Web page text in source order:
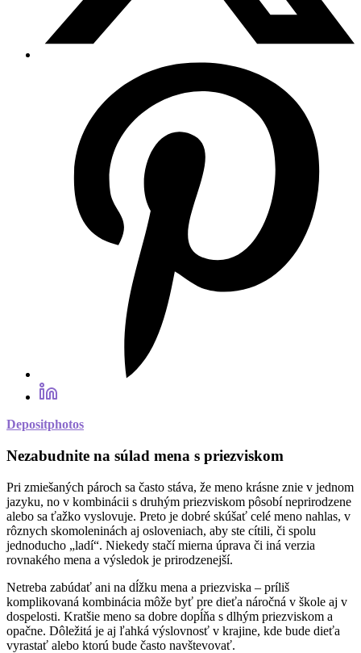
Depositphotos
Nezabudnite na súlad mena s priezviskom
Pri zmiešaných pároch sa často stáva, že meno krásne znie v jednom
jazyku, no v kombinácii s druhým priezviskom pôsobí neprirodzene
alebo sa ťažko vyslovuje. Preto je dobré skúšať celé meno nahlas, v
rôznych skomoleninách aj osloveniach, aby ste cítili, či spolu
jednoducho „ladí“. Niekedy stačí mierna úprava či iná verzia
rovnakého mena a výsledok je prirodzenejší.
Netreba zabúdať ani na dĺžku mena a priezviska – príliš
komplikovaná kombinácia môže byť pre dieťa náročná v škole aj v
dospelosti. Kratšie meno sa dobre dopĺňa s dlhým priezviskom a
opačne. Dôležitá je aj ľahká výslovnosť v krajine, kde bude dieťa
vyrastať alebo ktorú bude často navštevovať.